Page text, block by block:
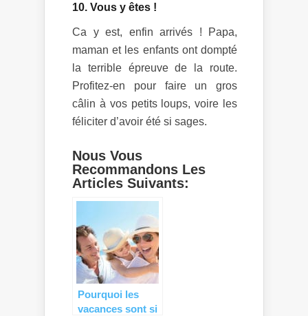
10. Vous y êtes !
Ca y est, enfin arrivés ! Papa,
maman et les enfants ont dompté
la terrible épreuve de la route.
Profitez-en pour faire un gros
câlin à vos petits loups, voire les
féliciter d’avoir été si sages.
Nous Vous
Recommandons Les
Articles Suivants:
Pourquoi les
vacances sont si